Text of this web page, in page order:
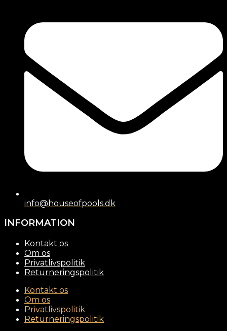
info@houseofpools.dk
INFORMATION
Kontakt os
Om os
Privatlivspolitik
Returneringspolitik
Kontakt os
Om os
Privatlivspolitik
Returneringspolitik